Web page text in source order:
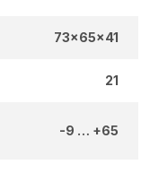
73x65x41
21
-9 … +65